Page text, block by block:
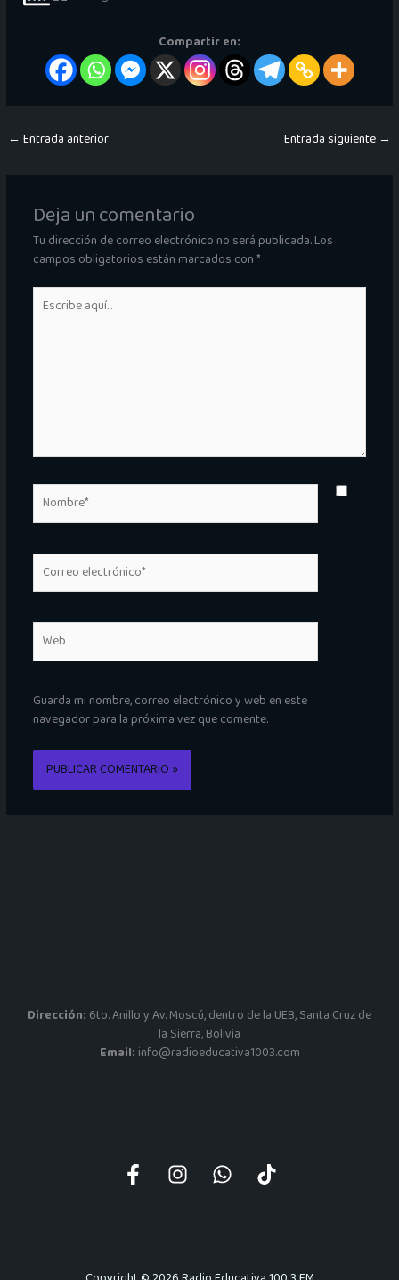
Compartir en:
← Entrada anterior Entrada siguiente →
Deja un comentario
Tu dirección de correo electrónico no será publicada.Los
campos obligatorios están marcados con*
aquí...
Correo
electrónico*
Guarda mi nombre, correo electrónico y web en este
navegador para la próxima vez que comente.
Dirección: 6to. Anillo y Av. Moscú, dentro de la UEB, Santa Cruz de
la Sierra, Bolivia
Email:info@radioeducativa1003.com